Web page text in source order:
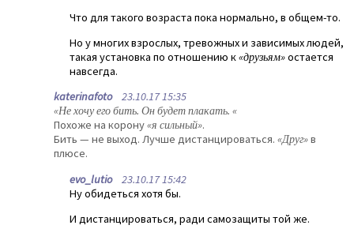
Что для такого возраста пока нормально, в общем-то.
Но у многих взрослых, тревожных и зависимых людей,
такая установка по отношению к«друзьям»остается
навсегда.
katerinafoto23.10.17 15:35
«Не хочу его бить. Он будет плакать. «
Похоже на корону«я сильный».
Бить — не выход. Лучше дистанцироваться. «Друг»в
плюсе.
evo_lutio23.10.17 15:42
Ну обидеться хотя бы.
И дистанцироваться, ради самозащиты той же.